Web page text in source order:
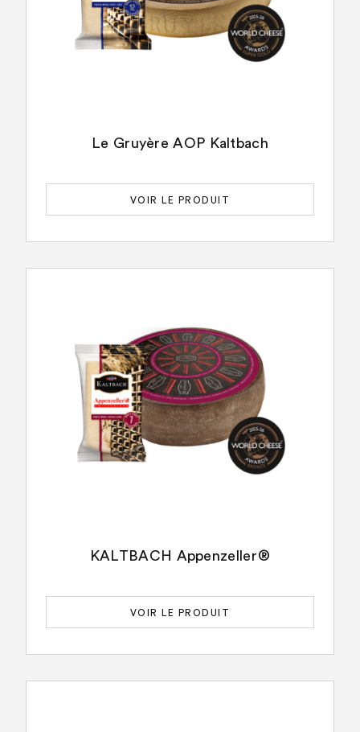
Le Gruyère AOP Kaltbach
VOIR LE PRODUIT
KALTBACH Appenzeller®
VOIR LE PRODUIT